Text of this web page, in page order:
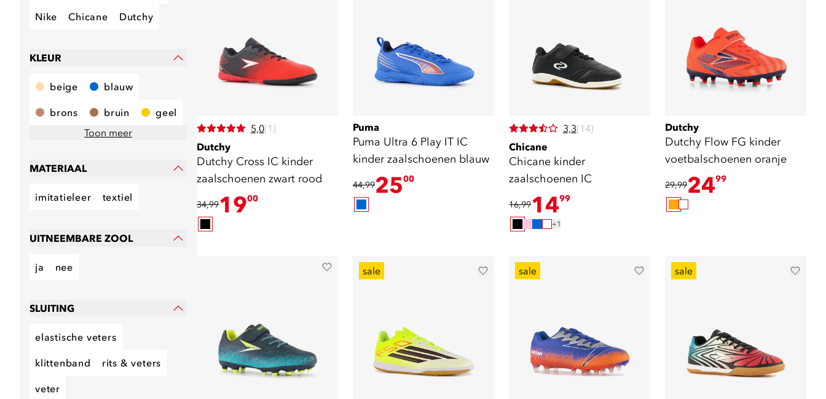
Nike Chicane Dutchy
KLEUR
beige blauw
brons bruin
geel
Toon meer
MATERIAAL
imitatieleer textiel
UITNEEMBARE ZOOL
ja nee
SLUITING
elastische veters
klittenband rits & veters
veter
5,0(1)
Dutchy
Dutchy Cross IC kinder
zaalschoenen zwart rood
34,991900
Puma
Puma Ultra 6 Play IT IC
kinder zaalschoenen blauw
44,992500
3,3(14)
Chicane
Chicane kinder
zaalschoenen IC
16,991499
+1
Dutchy
Dutchy Flow FG kinder
voetbalschoenen oranje
29,992499
sale sale sale